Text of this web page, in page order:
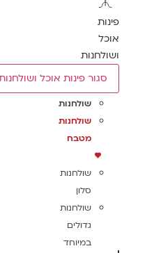
פינות
אוכל
ושולחנות
סגור פינות אוכל ושולחנות
שולחנות
שולחנות
מטבח
שולחנות
סלון
שולחנות
גדולים
במיוחד